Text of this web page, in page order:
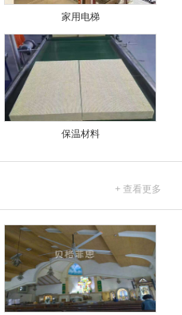
家用电梯
保温材料
+ 查看更多